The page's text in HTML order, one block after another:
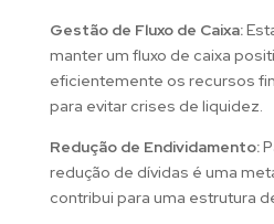
Gestão de Fluxo de Caixa:
manter um fluxo de caixa
eficientemente os recursos
para evitar crises de liquidez.
Redução de Endividamento:
redução de dívidas é uma
contribui para uma estrutura